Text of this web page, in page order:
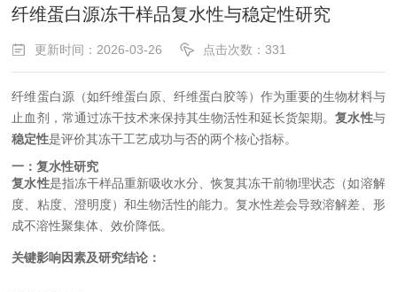
纤维蛋白源冻干样品复水性与稳定性研究
更新时间：2026-03-26 点击次数：331
纤维蛋白源（如纤维蛋白原、纤维蛋白胶等）作为重要的生物材料与
止血剂，常通过冻干技术来保持其生物活性和延长货架期。复水性与
稳定性是评价其冻干工艺成功与否的两个核心指标。
一：复水性研究
复水性是指冻干样品重新吸收水分、恢复其冻干前物理状态（如溶解
度、粘度、澄明度）和生物活性的能力。复水性差会导致溶解差、形
成不溶性聚集体、效价降低。
关键影响因素及研究结论：